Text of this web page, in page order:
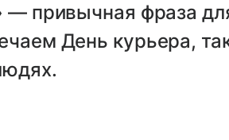
— привычная фраза
День курьера,